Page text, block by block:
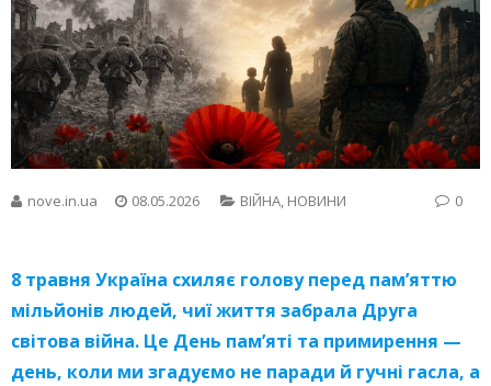
nove.in.ua 08.05.2026 ВІЙНА, НОВИНИ 0
8 травня Україна схиляє голову перед пам’яттю
мільйонів людей, чиї життя забрала Друга
світова війна. Це День пам’яті та примирення —
день, коли ми згадуємо не паради й гучні гасла, а